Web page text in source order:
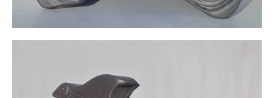
経営理念
匠の紹介